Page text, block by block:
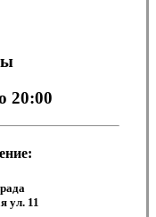
20:00
ул. 11